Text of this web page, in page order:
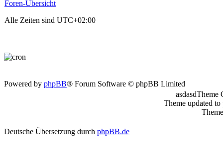
Foren-Übersicht
Alle Zeiten sind UTC+02:00
Powered by phpBB® Forum Software © phpBB Limited
asdasdTheme
Theme updated
Deutsche Übersetzung durch phpBB.de